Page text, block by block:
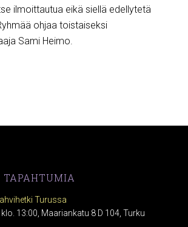
ilmoittautua eikä siellä edellytetä
ohjaa toistaiseksi
Sami Heimo.
Turussa
13:00, Maariankatu 8 D 104, Turku